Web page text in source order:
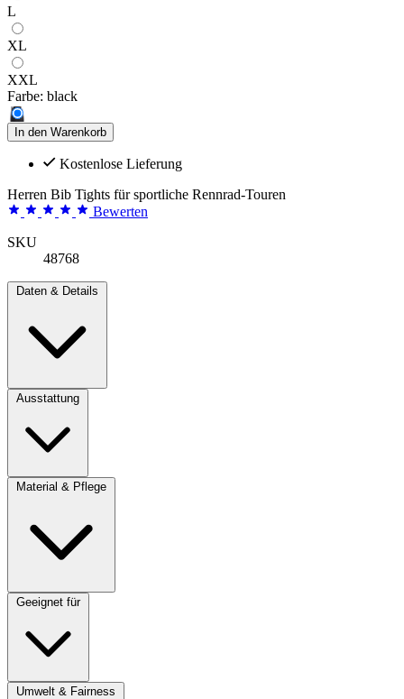
L
XL
XXL
Farbe: black
In den Warenkorb
Kostenlose Lieferung
Herren Bib Tights für sportliche Rennrad-Touren
Bewerten
SKU
48768
Daten & Details
Ausstattung
Material & Pflege
Geeignet für
Umwelt & Fairness